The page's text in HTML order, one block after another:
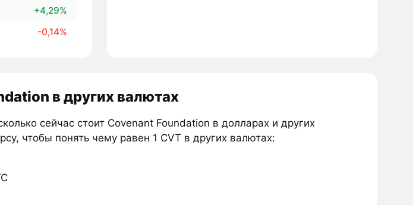
+4,29%
-0,14%
в других валютах
сейчас стоит Covenant Foundation в долларах и других
чтобы понять чему равен 1 CVT в других валютах: